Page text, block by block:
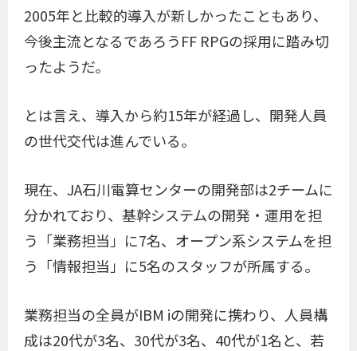
2005年と比較的導入が新しかったこともあり、
今後主流となるであろうFF RPGの採用に踏み切
ったようだ。
とは言え、導入から約15年が経過し、開発人員
の世代交代は進んでいる。
現在、JA石川電算センターの開発部は2チームに
分かれており、基幹システムの開発・運用を担
う「業務担当」に7名、オープン系システムを担
う「情報担当」に5名のスタッフが所属する。
業務担当の全員がIBM iの開発に携わり、人員構
成は20代が3名、30代が3名、40代が1名と、若